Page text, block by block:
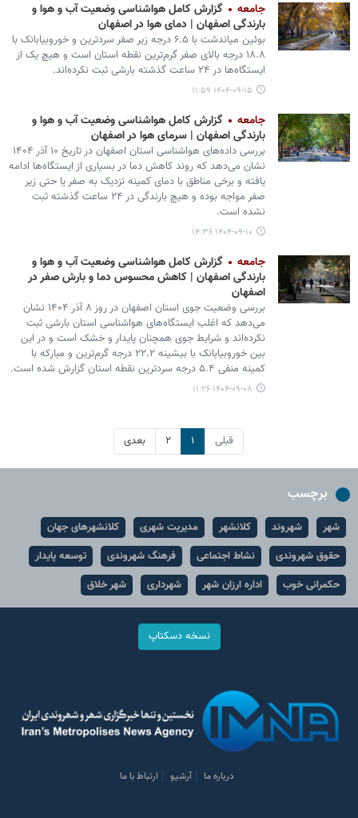
جامعه
گزارش کامل هواشناسی وضعیت آب و هوا و
بارندگی اصفهان | دمای هوا در اصفهان
بوئین میاندشت با ۶.۵ درجه زیر صفر سردترین و خوروبیابانک با
۱۸.۸ درجه بالای صفر گرم‌ترین نقطه استان است و هیچ‌ یک از
ایستگاه‌ها در ۲۴ ساعت گذشته بارشی ثبت نکرده‌اند.
۱۴۰۴-۰۹-۱۵ ۱۱:۵۹
جامعه
گزارش کامل هواشناسی وضعیت آب و هوا و
بارندگی اصفهان | سرمای هوا در اصفهان
بررسی داده‌های هواشناسی استان اصفهان در تاریخ ۱۰ آذر ۱۴۰۴
نشان می‌دهد که روند کاهش دما در بسیاری از ایستگاه‌ها ادامه
یافته و برخی مناطق با دمای کمینه نزدیک به صفر یا حتی زیر
صفر مواجه بوده‌ و هیچ بارندگی در ۲۴ ساعت گذشته ثبت
نشده است.
۱۴۰۴-۰۹-۱۰ ۱۴:۳۶
جامعه
گزارش کامل هواشناسی وضعیت آب و هوا و
بارندگی اصفهان | کاهش محسوس دما و بارش صفر در
اصفهان
بررسی وضعیت جوی استان اصفهان در روز ۸ آذر ۱۴۰۴ نشان
می‌دهد که اغلب ایستگاه‌های هواشناسی استان بارشی ثبت
نکرده‌اند و شرایط جوی همچنان پایدار و خشک است و در این
بین خوروبیابانک با بیشینه ۲۲.۲ درجه گرم‌ترین و مبارکه با
کمینه منفی ۵.۴ درجه سردترین نقطه استان گزارش شده است.
۱۴۰۴-۰۹-۰۸ ۱۱:۲۶
قبلی ۱ ۲ بعدی
برچسب
شهر شهروند کلانشهر مدیریت شهری
کلانشهرهای جهان
حقوق شهروندی
نشاط اجتماعی فرهنگ شهروندی
توسعه پایدار
حکمرانی خوب
اداره ارزان شهر شهرداری شهر خلاق
نسخه دسکتاپ
درباره ما آرشیو ارتباط با ما